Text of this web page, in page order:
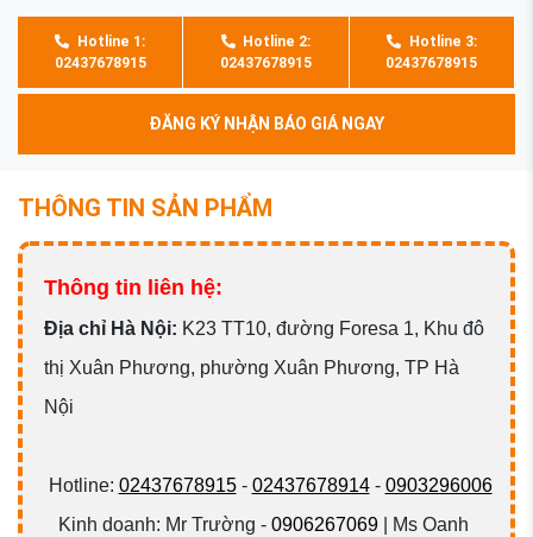
Hotline 1:
02437678915
Hotline 2:
02437678915
Hotline 3:
02437678915
ĐĂNG KÝ NHẬN BÁO GIÁ NGAY
THÔNG TIN SẢN PHẨM
Thông tin liên hệ:
Địa chỉ Hà Nội: K23 TT10, đường Foresa 1, Khu đô
thị Xuân Phương, phường Xuân Phương, TP Hà
Nội
Hotline: 02437678915- 02437678914- 0903296006
Kinh doanh: Mr Trường - 0906267069| Ms Oanh